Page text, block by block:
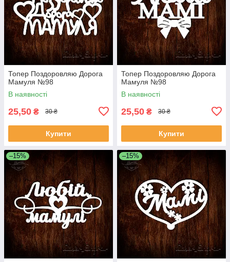
Топер Поздоровляю Дорога
Мамуля №98
В наявності
25,50 ₴ 30 ₴
Купити
Топер Поздоровляю Дорога
Мамуля №98
В наявності
25,50 ₴ 30 ₴
Купити
–15% –15%